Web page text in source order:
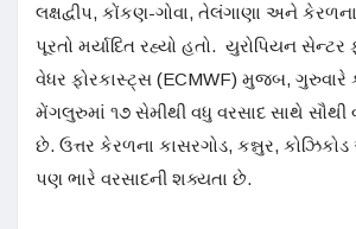
લક્ષદ્વીપ, કોંકણ-ગોવા, તેલંગાણા અને કેરળના
પૂરતો મર્યાદિત રહ્યો હતો. યુરોપિયન સેન્ટર
વેધર ફોરકાસ્ટ્સ (ECMWF) મુજબ, ગુરુવારે
મેંગલુરુમાં ૧૭ સેમીથી વધુ વરસાદ સાથે સૌથી
છે. ઉત્તર કેરળના કાસરગોડ, કન્નુર,
પણ ભારે વરસાદની શક્યતા છે.